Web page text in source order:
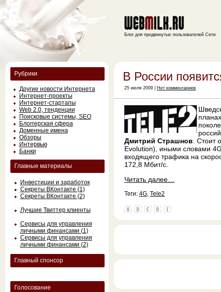
Рубрики
Другие новости Интернета
Интернет-проекты
Интернет-стартапы
Web 2.0, тенденции
Поисковые системы, SEO
Блоггерская сфера
Доменные имена
Обзоры
Интервью
Банки
Главные материалы
Инвестиции и заработок
Секреты ВКонтакте (1)
Секреты ВКонтакте (2)
Лучшие Твиттер клиенты
Сервисы для управления
личными финансами (1)
Сервисы для управления
личными финансами (2)
Главный спонсор
Голосование
Блог для продвинутых пользователей Сети
В России
25 июля 2009 | Нет комментариев
Дмитрий Страшнов . Стоит
Evolution), иными словами
входящего трафика на
172,8 Мбит/с.
Читать далее…
Теги: 4G, Tele2